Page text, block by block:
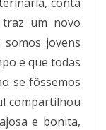
um novo
somos jovens
e que todas
se fôssemos
compartilhou
e bonita,